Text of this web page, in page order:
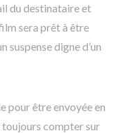
du destinataire et
sera prêt à être
suspense digne d’un
pour être envoyée en
toujours compter sur